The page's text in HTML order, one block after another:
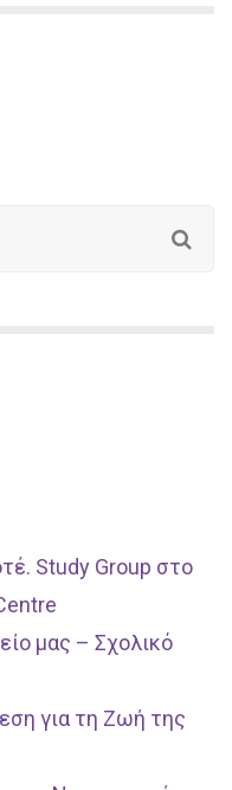
Study Group στο
μας – Σχολικό
για τη Ζωή της